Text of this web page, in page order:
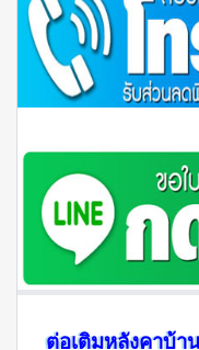
ต่อเติมหลังคาบ้า